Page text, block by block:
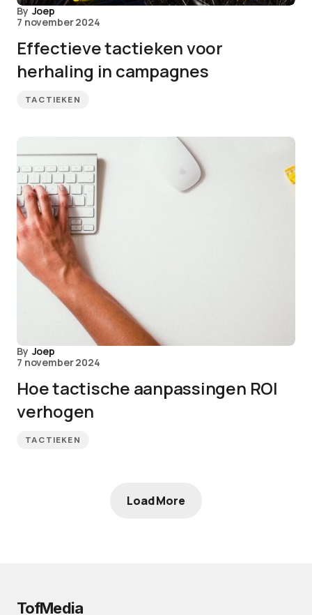
By Joep
7 november 2024
Effectieve tactieken voor
herhaling in campagnes
TACTIEKEN
By Joep
7 november 2024
Hoe tactische aanpassingen ROI
verhogen
TACTIEKEN
Load More
TofMedia